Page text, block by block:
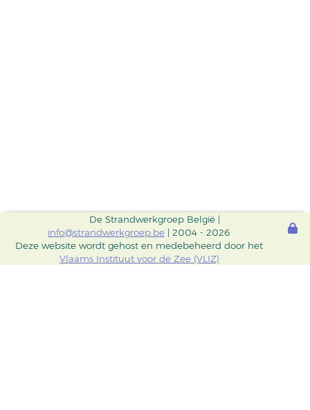
De Strandwerkgroep België |
info@strandwerkgroep.be | 2004 - 2026
Deze website wordt gehost en medebeheerd door het
Vlaams Instituut voor de Zee (VLIZ)